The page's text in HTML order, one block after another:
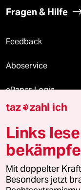
Fragen & Hilfe
Feedback
Aboservice
ePaper Login
Downloads für
© 2026 taz Verlags
Alle Rechte vorbehalten.
wenden Sie sich bitte an
taz zahl ich
Links
Mit doppelter
Besonders jetzt